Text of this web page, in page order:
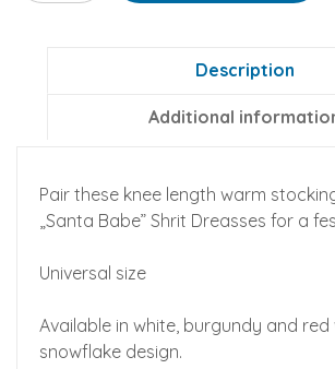
Description
Additional
Pair these knee length warm
„Santa Babe” Shrit Dreasses for a
Universal size
Available in white, burgundy and red
snowflake design.